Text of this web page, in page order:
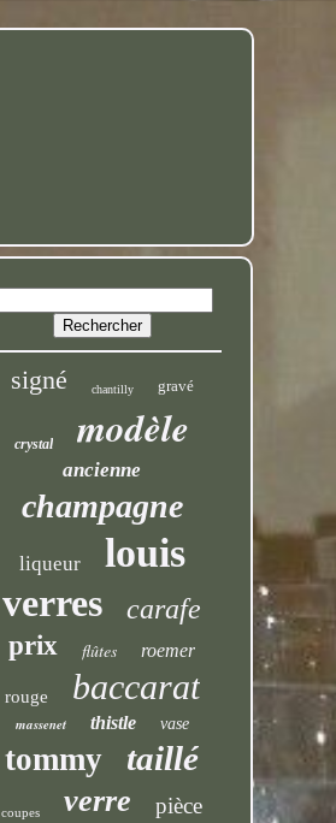
signé chantilly gravé
crystal modèle
ancienne
champagne
liqueur louis
verres carafe
prix flûtes roemer
rouge baccarat
massenet thistle vase
tommy taillé
coupes verre pièce